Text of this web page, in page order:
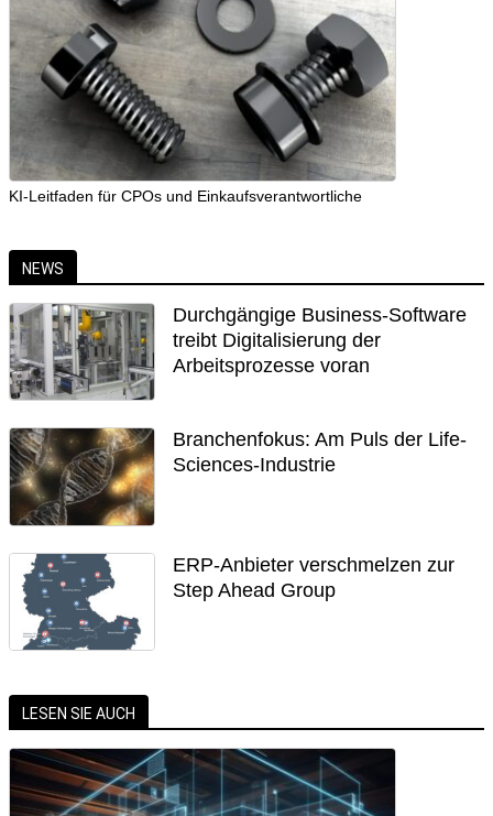
KI-Leitfaden für CPOs und Einkaufsverantwortliche
NEWS
Durchgängige Business-Software
treibt Digitalisierung der
Arbeitsprozesse voran
Branchenfokus: Am Puls der Life-
Sciences-Industrie
ERP-Anbieter verschmelzen zur
Step Ahead Group
LESEN SIE AUCH